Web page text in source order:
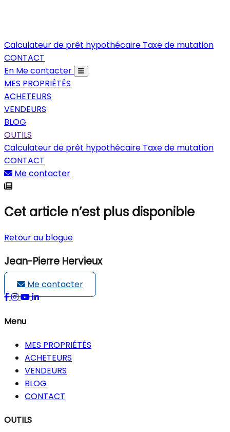
Calculateur de prêt hypothécaire Taxe de mutation
CONTACT
En Me contacter
MES PROPRIÉTÉS
ACHETEURS
VENDEURS
BLOG
OUTILS
Calculateur de prêt hypothécaire Taxe de mutation
CONTACT
Me contacter
Cet article n’est plus disponible
Retour au blogue
Jean-Pierre Hervieux
Me contacter
Menu
MES PROPRIÉTÉS
ACHETEURS
VENDEURS
BLOG
CONTACT
OUTILS